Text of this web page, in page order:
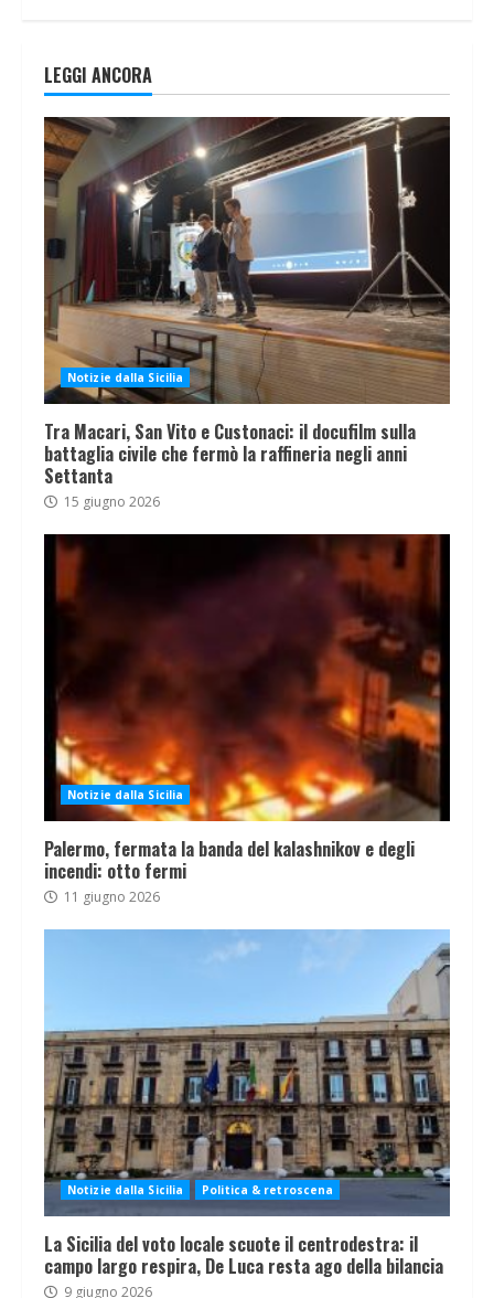
LEGGI ANCORA
Notizie dalla Sicilia
Tra Macari, San Vito e Custonaci: il docufilm sulla
battaglia civile che fermò la raffineria negli anni
Settanta
15 giugno 2026
Notizie dalla Sicilia
Palermo, fermata la banda del kalashnikov e degli
incendi: otto fermi
11 giugno 2026
Notizie dalla Sicilia Politica & retroscena
La Sicilia del voto locale scuote il centrodestra: il
campo largo respira, De Luca resta ago della bilancia
9 giugno 2026